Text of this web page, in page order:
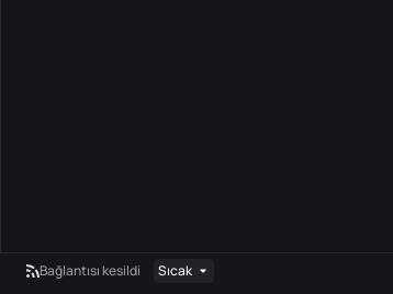
Bağlantısı kesildi Sıcak